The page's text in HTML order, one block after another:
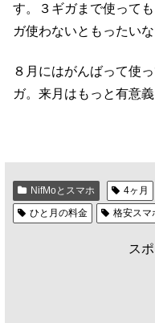
す。３ギガまで使って
ガ使わないともったいな
８月にはがんばって使
ガ。来月はもっと有意
NifMoとスマホ 4ヶ月
ひと月の料金
格安スマ
ス